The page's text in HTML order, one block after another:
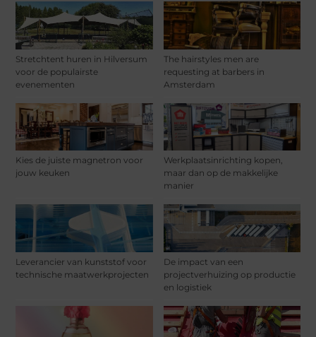
Stretchtent huren in Hilversum
voor de populairste
evenementen
The hairstyles men are
requesting at barbers in
Amsterdam
Kies de juiste magnetron voor
jouw keuken
Werkplaatsinrichting kopen,
maar dan op de makkelijke
manier
Leverancier van kunststof voor
technische maatwerkprojecten
De impact van een
projectverhuizing op productie
en logistiek